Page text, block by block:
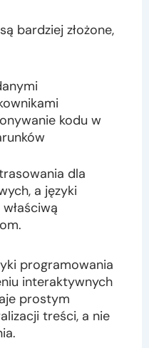
bardziej złożone,
kodu w
dla
a języki
programowania
interaktywnych
prostym
treści, a nie